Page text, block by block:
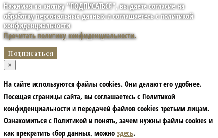
Нажимая на кнопку "ПОДПИСАТЬСЯ", вы даете согласие на
обработку персональных данных и соглашаетесь с политикой
конфиденциальности
Прочитать политику конфиденциальности.
×
На сайте используются файлы cookies. Они делают его удобнее.
Посещая страницы сайта, вы соглашаетесь с Политикой
конфиденциальности и передачей файлов cookies третьим лицам.
Ознакомиться с Политикой и понять, зачем нужны файлы сookies и
как прекратить сбор данных, можно здесь.